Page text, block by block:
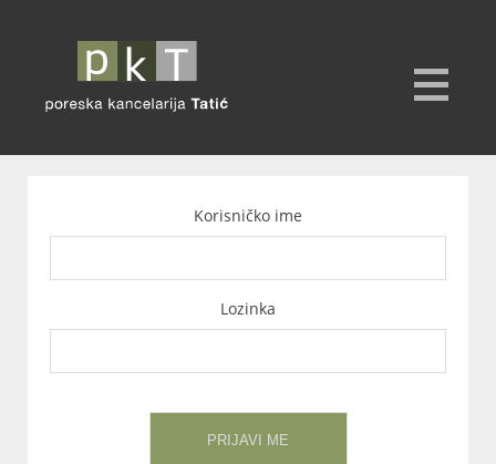
Korisničko ime
Lozinka